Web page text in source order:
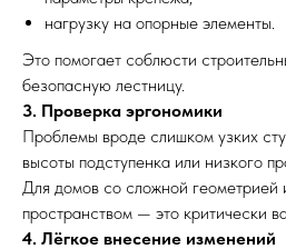
Выезд и ЗD
нагрузку на опорные элементы.
Это помогает соблюсти
безопасную лестницу.
3. Проверка эргономики
Проблемы вроде слишком узких
высоты подступенка или низкого
Для домов со сложной геометрией
пространством — это критически
4. Лёгкое внесение изменений